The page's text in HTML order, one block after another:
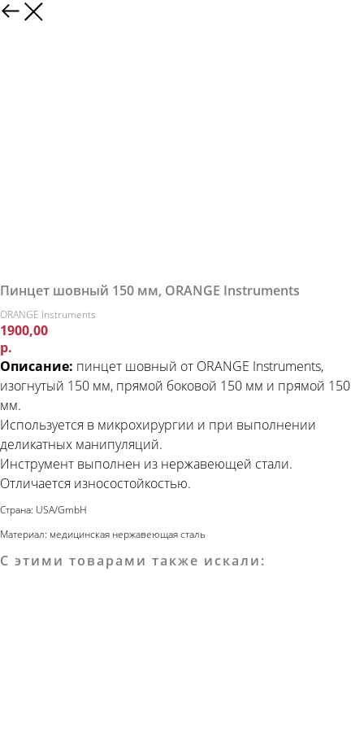
Пинцет шовный 150 мм, ORANGE Instruments
ORANGE Instruments
1900,00
р.
Описание: пинцет шовный от ORANGE Instruments,
изогнутый 150 мм, прямой боковой 150 мм и прямой 150
мм.
Используется в микрохирургии и при выполнении
деликатных манипуляций.
Инструмент выполнен из нержавеющей стали.
Отличается износостойкостью.
Страна: USA/GmbH
Материал: медицинская нержавеющая сталь
С этими товарами также искали: